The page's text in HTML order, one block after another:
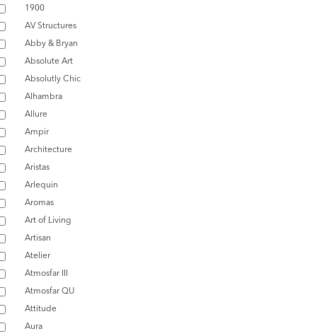
1900
AV Structures
Abby & Bryan
Absolute Art
Absolutly Chic
Alhambra
Allure
Ampir
Architecture
Aristas
Arlequin
Aromas
Art of Living
Artisan
Atelier
Atmosfar III
Atmosfar QU
Attitude
Aura